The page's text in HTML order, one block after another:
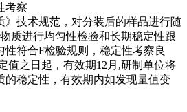
考察
》技术规范，对分装后的样品进行随
质进行均匀性检验和长期稳定性跟
性符合F检验规则，稳定性考察良
值之日起，有效期12月,研制单位将
的稳定性，有效期内如发现量值变